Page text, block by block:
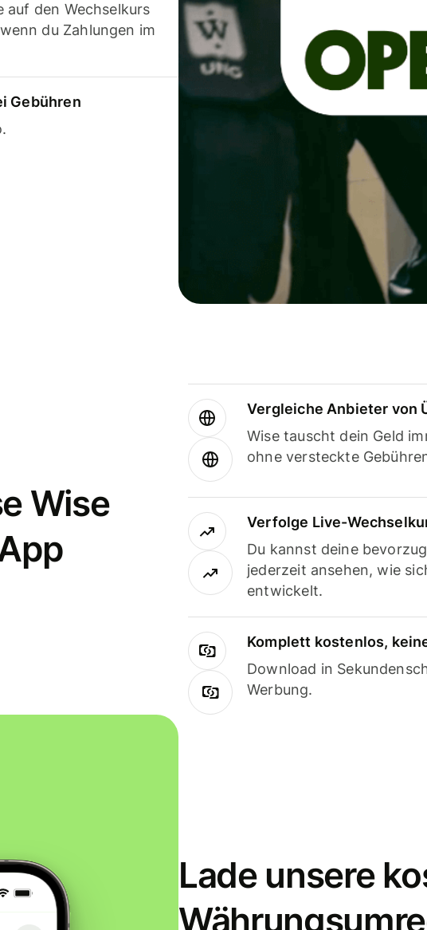
auf den Wechselkurs
du Zahlungen im
Gebühren
Wise
Vergleiche Anbieter von
Wise tauscht dein Geld
ohne versteckte
Verfolge Live-
Du kannst deine
jederzeit ansehen, wie
entwickelt.
Komplett kostenlos,
Download in
Werbung.
Lade unsere